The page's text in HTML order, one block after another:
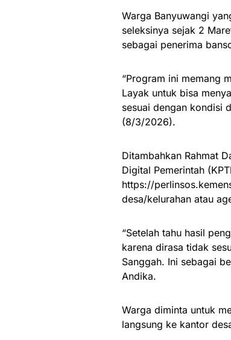
Warga Banyuwangi
seleksinya sejak 2
sebagai penerima
“Program ini memang
Layak untuk bisa
sesuai dengan kondisi
(8/3/2026).
Ditambahkan Rahmat
Digital Pemerintah
https://
desa/kelurahan atau
“Setelah tahu hasil
karena dirasa tidak
Sanggah. Ini sebagai
Andika.
Warga diminta untuk
langsung ke kantor